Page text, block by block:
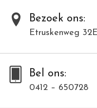
Bezoek ons:
Etruskenweg
Bel ons:
0412 – 650728